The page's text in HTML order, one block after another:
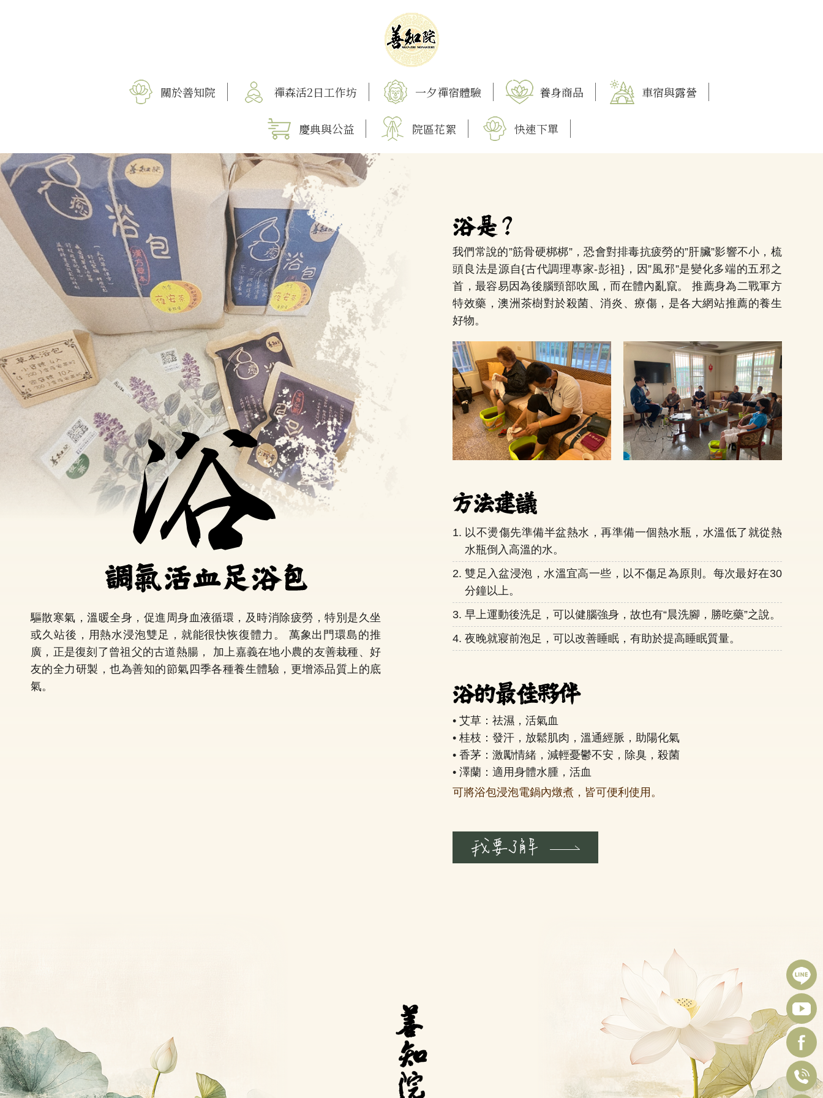
關於善知院 禪森活2日工作坊 一夕禪宿體驗 養身商品 車宿與露營
慶典與公益 院區花絮 快速下單
驅散寒氣，溫暖全身，促進周身血液循環，及時消除疲勞，特別是久坐
或久站後，用熱水浸泡雙足，就能很快恢復體力。 萬象出門環島的推
廣，正是復刻了曾祖父的古道熱腸， 加上嘉義在地小農的友善栽種、好
友的全力研製，也為善知的節氣四季各種養生體驗，更增添品質上的底
氣。
我們常說的”筋骨硬梆梆”，恐會對排毒抗疲勞的”肝臟”影響不小，梳
頭良法是源自{古代調理專家-彭祖}，因”風邪”是變化多端的五邪之
首，最容易因為後腦頸部吹風，而在體內亂竄。 推薦身為二戰軍方
特效藥，澳洲茶樹對於殺菌、消炎、療傷，是各大網站推薦的養生
好物。
1. 以不燙傷先準備半盆熱水，再準備一個熱水瓶，水溫低了就從熱
水瓶倒入高溫的水。
2. 雙足入盆浸泡，水溫宜高一些，以不傷足為原則。每次最好在30
分鐘以上。
3. 早上運動後洗足，可以健腦強身，故也有“晨洗腳，勝吃藥”之說。
4. 夜晚就寢前泡足，可以改善睡眠，有助於提高睡眠質量。
艾草：祛濕，活氣血
桂枝：發汗，放鬆肌肉，溫通經脈，助陽化氣
香茅：激勵情緒，減輕憂鬱不安，除臭，殺菌
澤蘭：適用身體水腫，活血
可將浴包浸泡電鍋內燉煮，皆可便利使用。